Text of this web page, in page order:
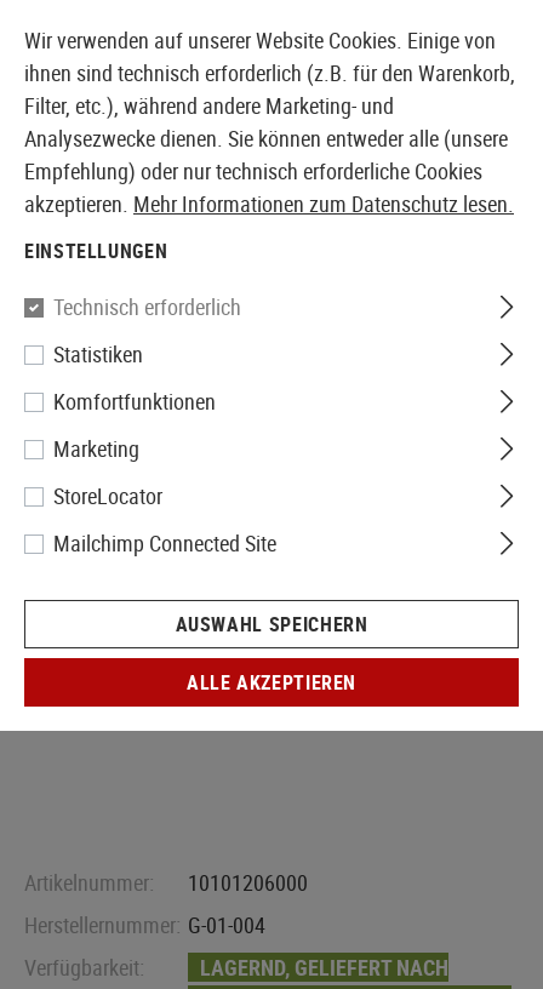
EUROPÄISCHER AIRSOFT SHOP & GROßHÄNDLER
G&G
SOCOM Silencer Large CCW
Artikelnummer:
10101206000
Herstellernummer: G-01-004
Verfügbarkeit:
LAGERND, GELIEFERT NACH
Wir verwenden auf unserer Website Cookies. Einige von
ihnen sind technisch erforderlich (z.B. für den Warenkorb,
Filter, etc.), während andere Marketing- und
Analysezwecke dienen. Sie können entweder alle (unsere
Empfehlung) oder nur technisch erforderliche Cookies
akzeptieren. Mehr Informationen zum Datenschutz lesen.
EINSTELLUNGEN
Technisch erforderlich
Statistiken
Komfortfunktionen
Marketing
StoreLocator
Mailchimp Connected Site
AUSWAHL SPEICHERN
ALLE AKZEPTIEREN